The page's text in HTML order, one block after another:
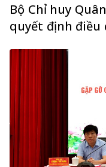
Bộ Chỉ huy
quyết định điều